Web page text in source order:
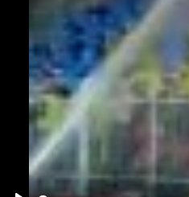
E-Mail-Adresse (optional):
Kommentar:
Alle HTML-Tags außer <br>, <strike> und <i>
URLs werden automatisch umgewandelt. Bitte
Ich möchte eine E-Mail, wenn zu